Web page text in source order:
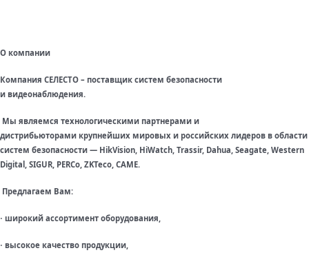
О компании
Компания СЕЛЕСТО – поставщик систем безопасности
и видеонаблюдения.
Мы являемся технологическими партнерами и
дистрибьюторами крупнейших мировых и российских лидеров в области
систем безопасности — HikVision, HiWatch, Trassir, Dahua, Seagate, Western
Digital, SIGUR, PERCo, ZKTeco, CAME.
Предлагаем Вам:
· широкий ассортимент оборудования,
· высокое качество продукции,